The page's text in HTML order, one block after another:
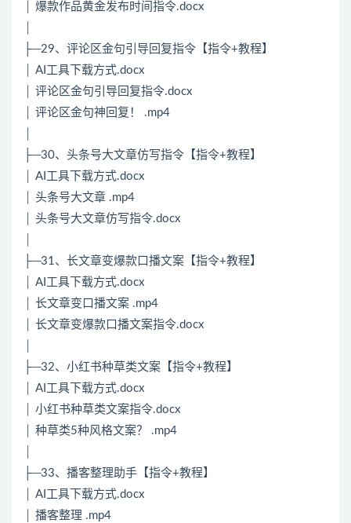
│ 爆款作品黄金发布时间指令.docx
├─29、评论区金句引导回复指令【指令+教程】
│ AI工具下载方式.docx
│ 评论区金句引导回复指令.docx
│ 评论区金句神回复！ .mp4
├─30、头条号大文章仿写指令【指令+教程】
│ AI工具下载方式.docx
│ 头条号大文章 .mp4
│ 头条号大文章仿写指令.docx
├─31、长文章变爆款口播文案【指令+教程】
│ AI工具下载方式.docx
│ 长文章变口播文案 .mp4
│ 长文章变爆款口播文案指令.docx
├─32、小红书种草类文案【指令+教程】
│ AI工具下载方式.docx
│ 小红书种草类文案指令.docx
│ 种草类5种风格文案？ .mp4
├─33、播客整理助手【指令+教程】
│ AI工具下载方式.docx
│ 播客整理 .mp4